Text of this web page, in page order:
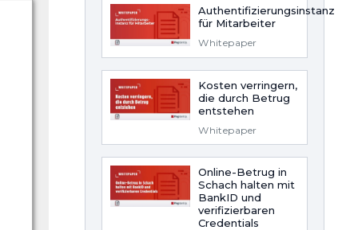
Authentifizierungsinstanz
für Mitarbeiter
Whitepaper
Kosten verringern,
die durch Betrug
entstehen
Whitepaper
Online-Betrug in
Schach halten mit
BankID und
verifizierbaren
Credentials